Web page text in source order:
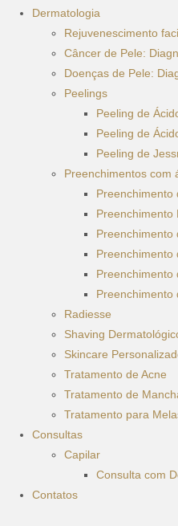
Dermatologia
Rejuvenescimento
Câncer de Pele:
Doenças de Pele:
Peelings
Peeling de
Peeling de
Peeling de
Preenchimentos com
Preenchimento
Preenchimento
Preenchimento
Preenchimento
Preenchimento
Preenchimento
Radiesse
Shaving
Skincare
Tratamento de Acne
Tratamento de
Tratamento para
Consultas
Capilar
Consulta com
Contatos